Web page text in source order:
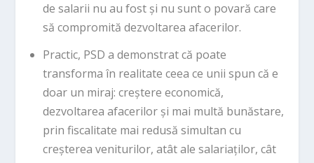
de salarii nu au fost și nu sunt o povară care
să compromită dezvoltarea afacerilor.
Practic, PSD a demonstrat că poate
transforma în realitate ceea ce unii spun că e
doar un miraj: creștere economică,
dezvoltarea afacerilor și mai multă bunăstare,
prin fiscalitate mai redusă simultan cu
creșterea veniturilor, atât ale salariaților, cât